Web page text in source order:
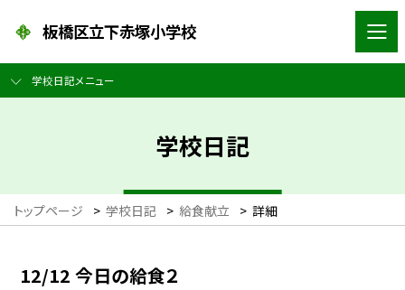
板橋区立下赤塚小学校
学校日記メニュー
学校日記
トップページ > 学校日記 > 給食献立 > 詳細
12/12 今日の給食２